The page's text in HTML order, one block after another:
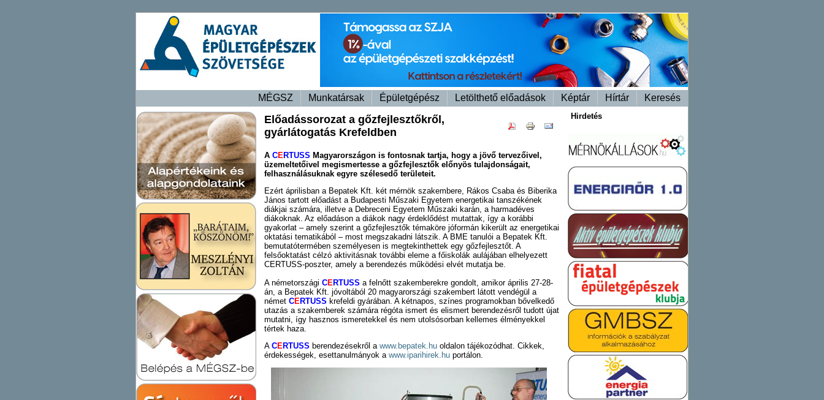
MÉGSZ Munkatársak Épületgépész Letölthető előadások Képtár Hírtár Keresés
Hirdetés
Előadássorozat a gőzfejlesztőkről,
gyárlátogatás Krefeldben
A CERTUSS Magyarországon is fontosnak tartja, hogy a jövő tervezőivel,
üzemeltetőivel megismertesse a gőzfejlesztők előnyös tulajdonságait,
felhasználásuknak egyre szélesedő területeit.
Ezért áprilisban a Bepatek Kft. két mérnök szakembere, Rákos Csaba és Biberika
János tartott előadást a Budapesti Műszaki Egyetem energetikai tanszékének
diákjai számára, illetve a Debreceni Egyetem Műszaki karán, a harmadéves
diákoknak. Az előadáson a diákok nagy érdeklődést mutattak, így a korábbi
gyakorlat – amely szerint a gőzfejlesztők témaköre jóformán kikerült az energetikai
oktatási tematikából – most megszakadni látszik. A BME tanulói a Bepatek Kft.
bemutatótermében személyesen is megtekinthettek egy gőzfejlesztőt. A
felsőoktatást célzó aktivitásnak további eleme a főiskolák aulájában elhelyezett
CERTUSS-poszter, amely a berendezés működési elvét mutatja be.
A németországi CERTUSS a felnőtt szakemberekre gondolt, amikor április 27-28-
án, a Bepatek Kft. jóvoltából 20 magyarországi szakembert látott vendégül a
német CERTUSS krefeldi gyárában. A kétnapos, színes programokban bővelkedő
utazás a szakemberek számára régóta ismert és elismert berendezésről tudott újat
mutatni, így hasznos ismeretekkel és nem utolsósorban kellemes élményekkel
tértek haza.
A CERTUSS berendezésekről a www.bepatek.hu oldalon tájékozódhat. Cikkek,
érdekességek, esettanulmányok a www.iparihirek.hu portálon.